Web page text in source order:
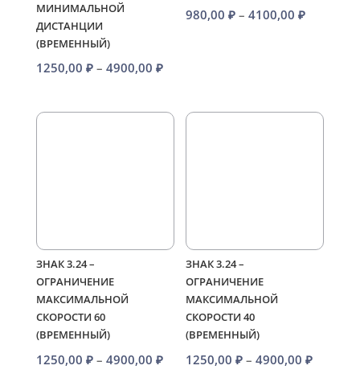
МИНИМАЛЬНОЙ
ДИСТАНЦИИ
(ВРЕМЕННЫЙ)
1250,00 ₽ – 4900,00 ₽Диапазон
1250,00 ₽
980,00₽ – 4100,00₽
ЗНАК 3.24 –
ОГРАНИЧЕНИЕ
МАКСИМАЛЬНОЙ
СКОРОСТИ 60
(ВРЕМЕННЫЙ)
1250,00 ₽ – 4900,00 ₽Диапазон
ЗНАК 3.24 –
ОГРАНИЧЕНИЕ
МАКСИМАЛЬНОЙ
СКОРОСТИ 40
(ВРЕМЕННЫЙ)
1250,00₽ – 4900,00₽